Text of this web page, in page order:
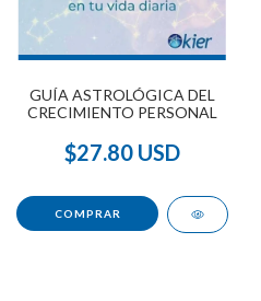
GUÍA ASTROLÓGICA DEL
CRECIMIENTO PERSONAL
$27.80 USD